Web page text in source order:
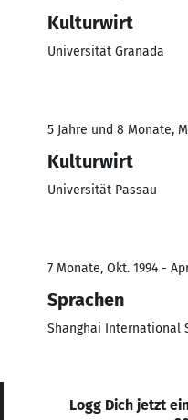
Kulturwirt
Universität Granada
5 Jahre und 8 Monate,
Kulturwirt
Universität Passau
7 Monate, Okt. 1994 -
Sprachen
Shanghai International
Logg Dich jetzt